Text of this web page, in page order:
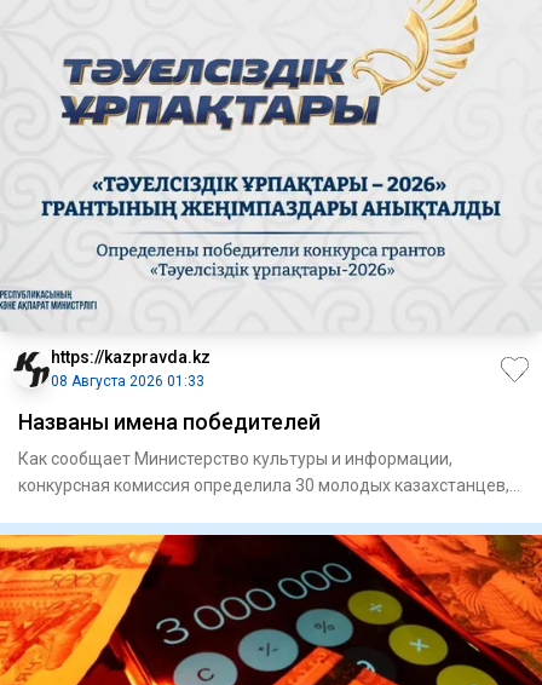
https://kazpravda.kz
08 Августа 2026 01:33
Названы имена победителей
Как сообщает Министерство культуры и информации,
конкурсная комиссия определила 30 молодых казахстанцев,